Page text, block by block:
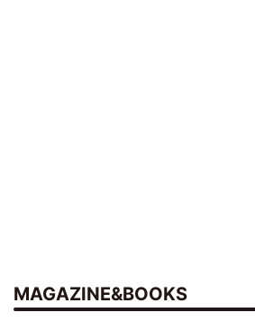
MAGAZINE&BOOKS